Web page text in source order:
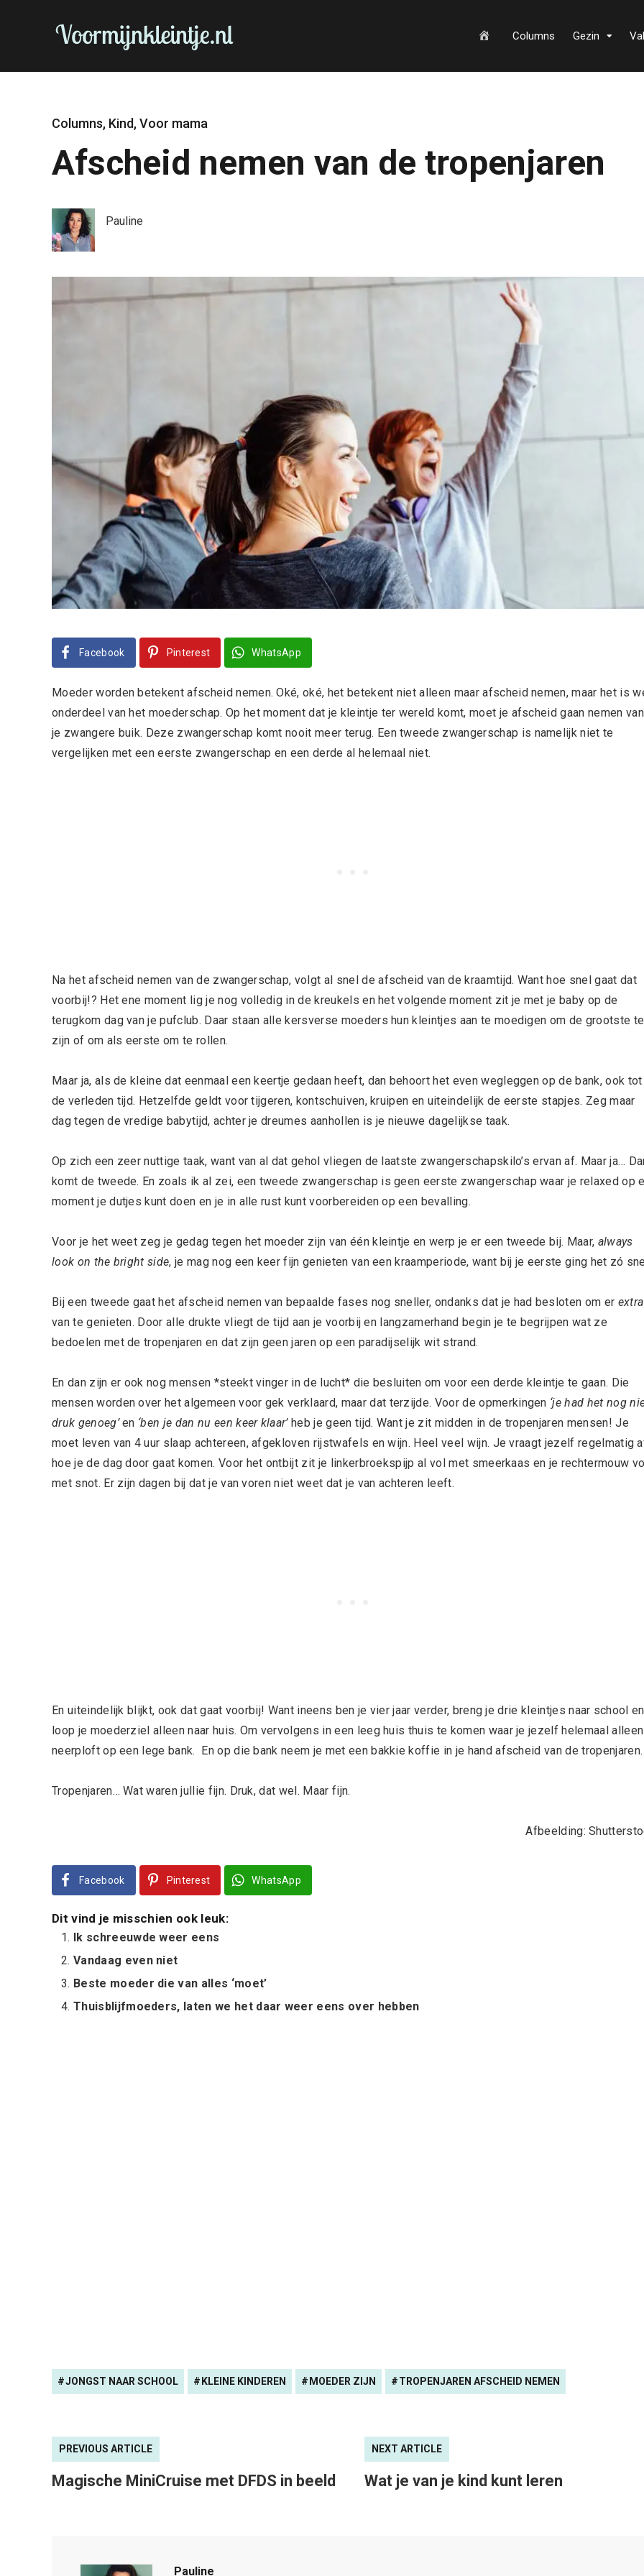
m
Columns Gezin
Columns, Kind,Voor mama
Afscheid nemen van de tropenjaren
Pauline
Facebook Pinterest WhatsApp
Moeder worden betekent afscheid nemen. Oké, oké, het betekent niet alleen maar afscheid nemen, maar het is
onderdeel van het moederschap. Op het moment dat je kleintje ter wereld komt, moet je afscheid gaan nemen van
je zwangere buik. Deze zwangerschap komt nooit meer terug. Een tweede zwangerschap is namelijk niet te
vergelijken met een eerste zwangerschap en een derde al helemaal niet.
Na het afscheid nemen van de zwangerschap, volgt al snel de afscheid van de kraamtijd. Want hoe snel gaat dat
voorbij!? Het ene moment lig je nog volledig in de kreukels en het volgende moment zit je met je baby op de
terugkom dag van je pufclub. Daar staan alle kersverse moeders hun kleintjes aan te moedigen om de grootste te
zijn of om als eerste om te rollen.
Maar ja, als de kleine dat eenmaal een keertje gedaan heeft, dan behoort het even wegleggen op de bank, ook tot
de verleden tijd. Hetzelfde geldt voor tijgeren, kontschuiven, kruipen en uiteindelijk de eerste stapjes. Zeg maar
dag tegen de vredige babytijd, achter je dreumes aanhollen is je nieuwe dagelijkse taak.
Op zich een zeer nuttige taak, want van al dat gehol vliegen de laatste zwangerschapskilo’s ervan af. Maar ja…
komt de tweede. En zoals ik al zei, een tweede zwangerschap is geen eerste zwangerschap waar je relaxed op
moment je dutjes kunt doen en je in alle rust kunt voorbereiden op een bevalling.
Voor je het weet zeg je gedag tegen het moeder zijn van één kleintje en werp je er een tweede bij. Maar, always
look on the bright side, je mag nog een keer fijn genieten van een kraamperiode, want bij je eerste ging het zó
Bij een tweede gaat het afscheid nemen van bepaalde fases nog sneller, ondanks dat je had besloten om er extra
van te genieten. Door alle drukte vliegt de tijd aan je voorbij en langzamerhand begin je te begrijpen wat ze
bedoelen met de tropenjaren en dat zijn geen jaren op een paradijselijk wit strand.
En dan zijn er ook nog mensen *steekt vinger in de lucht* die besluiten om voor een derde kleintje te gaan. Die
mensen worden over het algemeen voor gek verklaard, maar dat terzijde. Voor de opmerkingen ‘je had het nog
druk genoeg’en ‘ben je dan nu een keer klaar’heb je geen tijd. Want je zit midden in de tropenjaren mensen! Je
moet leven van 4 uur slaap achtereen, afgekloven rijstwafels en wijn. Heel veel wijn. Je vraagt jezelf regelmatig
hoe je de dag door gaat komen. Voor het ontbijt zit je linkerbroekspijp al vol met smeerkaas en je rechtermouw
met snot. Er zijn dagen bij dat je van voren niet weet dat je van achteren leeft.
En uiteindelijk blijkt, ook dat gaat voorbij! Want ineens ben je vier jaar verder, breng je drie kleintjes naar school en
loop je moederziel alleen naar huis. Om vervolgens in een leeg huis thuis te komen waar je jezelf helemaal alleen
neerploft op een lege bank. En op die bank neem je met een bakkie koffie in je hand afscheid van de tropenjaren.
Tropenjaren… Wat waren jullie fijn. Druk, dat wel. Maar fijn.
Afbeelding:
Facebook Pinterest WhatsApp
Dit vind je misschien ook leuk:
Ik schreeuwde weer eens
Vandaag even niet
Beste moeder die van alles ‘moet’
Thuisblijfmoeders, laten we het daar weer eens over hebben
JONGST NAAR SCHOOL KLEINE KINDEREN MOEDER ZIJN TROPENJAREN AFSCHEID NEMEN
PREVIOUS ARTICLE
Magische MiniCruise met DFDS in beeld
NEXT ARTICLE
Wat je van je kind kunt leren
Pauline